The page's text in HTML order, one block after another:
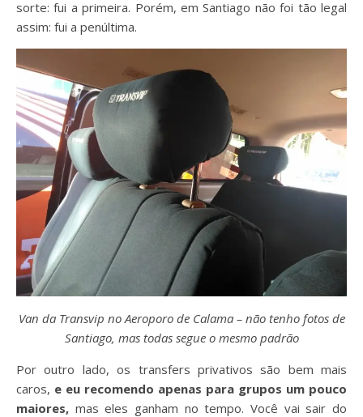
sorte: fui a primeira. Porém, em Santiago não foi tão legal
assim: fui a penúltima.
Van da Transvip no Aeroporo de Calama – não tenho fotos de
Santiago, mas todas segue o mesmo padrão
Por outro lado, os transfers privativos são bem mais
caros, e eu recomendo apenas para grupos um pouco
maiores, mas eles ganham no tempo. Você vai sair do